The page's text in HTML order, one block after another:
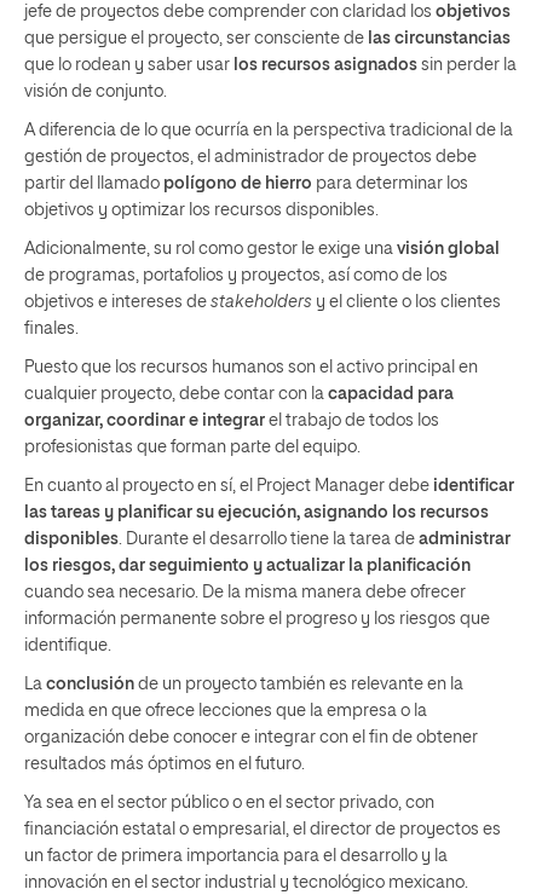
jefe de proyectos debe comprender con claridad los objetivos
que persigue el proyecto, ser consciente de las circunstancias
que lo rodean y saber usar los recursos asignados sin perder la
visión de conjunto.
A diferencia de lo que ocurría en la perspectiva tradicional de la
gestión de proyectos, el administrador de proyectos debe
partir del llamado polígono de hierro para determinar los
objetivos y optimizar los recursos disponibles.
Adicionalmente, su rol como gestor le exige una visión global
de programas, portafolios y proyectos, así como de los
objetivos e intereses de stakeholders y el cliente o los clientes
finales.
Puesto que los recursos humanos son el activo principal en
cualquier proyecto, debe contar con la capacidad para
organizar, coordinar e integrar el trabajo de todos los
profesionistas que forman parte del equipo.
En cuanto al proyecto en sí, el Project Manager debe identificar
las tareas y planificar su ejecución, asignando los recursos
disponibles. Durante el desarrollo tiene la tarea de administrar
los riesgos, dar seguimiento y actualizar la planificación
cuando sea necesario. De la misma manera debe ofrecer
información permanente sobre el progreso y los riesgos que
identifique.
La conclusión de un proyecto también es relevante en la
medida en que ofrece lecciones que la empresa o la
organización debe conocer e integrar con el fin de obtener
resultados más óptimos en el futuro.
Ya sea en el sector público o en el sector privado, con
financiación estatal o empresarial, el director de proyectos es
un factor de primera importancia para el desarrollo y la
innovación en el sector industrial y tecnológico mexicano.